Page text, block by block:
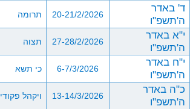
ד' באדר
ה'תשפ"ו
20-21/2/2026 תרומה
י"א באדר
ה'תשפ"ו
27-28/2/2026 תצוה
י"ח באדר
ה'תשפ"ו
6-7/3/2026 כי תשא
כ"ה באדר
ה'תשפ"ו
13-14/3/2026 ויקהל פקודי